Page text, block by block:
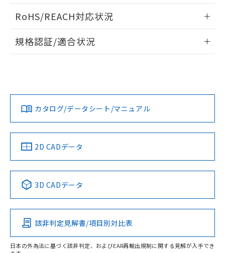
ドすることができます。
ログイン/会員登録
ダウンロードデータをご利用いただく前に、以下を必ずお読
みください。
ソフトウェアの使用条件
RoHS/REACH対応状況
EU RoHS 注意事項・凡例
対応済み
中国 RoHS 注意事項・凡例
Pb Hg Cd Cr(VI)
O
規格認証/適合状況
カタログ/データシート/マニュアル
2D CADデータ
3D CADデータ
該非判定見解書/項目別対比表
日本の外為法に基づく該非判定、およびEAR再輸出規制に関する見解が入手でき